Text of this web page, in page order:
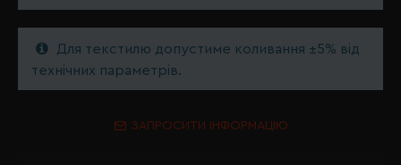
Для текстилю допустиме коливання ±5% від
технічних параметрів.
ЗАПРОСИТИ ІНФОРМАЦІЮ